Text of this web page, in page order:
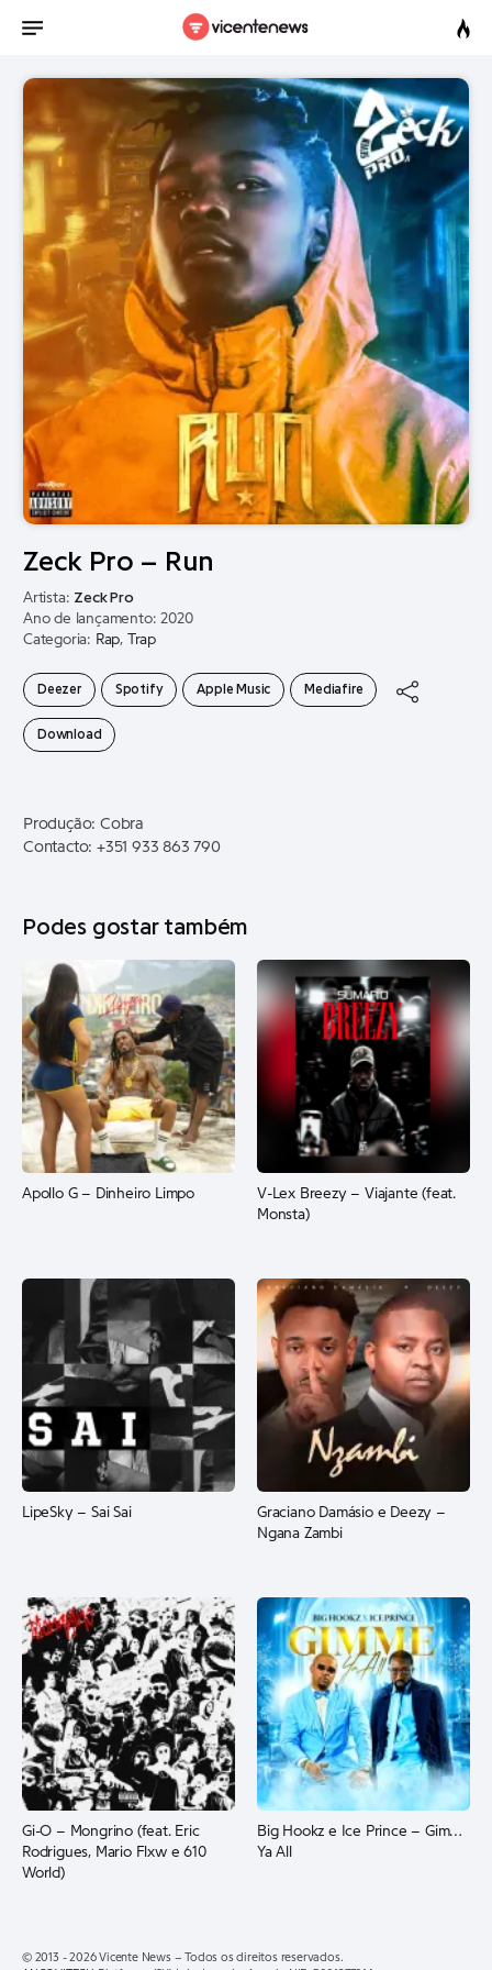
Zeck Pro – Run
Artista: Zeck Pro
Ano de lançamento: 2020
Categoria: Rap, Trap
Deezer Spotify Apple Music Mediafire
Download
Produção: Cobra
Contacto: +351 933 863 790
Podes gostar também
Apollo G – Dinheiro Limpo
V-Lex Breezy – Viajante (feat.
Monsta)
LipeSky – Sai Sai
Graciano Damásio e Deezy –
Ngana Zambi
Gi-O – Mongrino (feat. Eric
Rodrigues, Mario Flxw e 610
World)
Big Hookz e Ice Prince – Gimme
Ya All
© 2013 - 2026 Vicente News – Todos os direitos reservados.